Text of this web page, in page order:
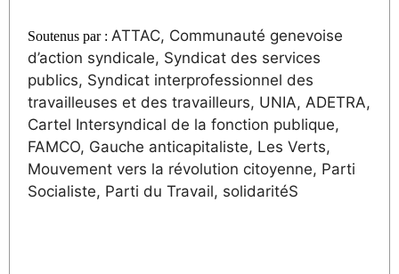
Soutenus par : ATTAC, Communauté genevoise
d’action syndicale, Syndicat des services
publics, Syndicat interprofessionnel des
travailleuses et des travailleurs, UNIA, ADETRA,
Cartel Intersyndical de la fonction publique,
FAMCO, Gauche anticapitaliste, Les Verts,
Mouvement vers la révolution citoyenne, Parti
Socialiste, Parti du Travail, solidaritéS